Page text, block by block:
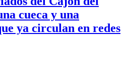
cueca y una
ya circulan en redes